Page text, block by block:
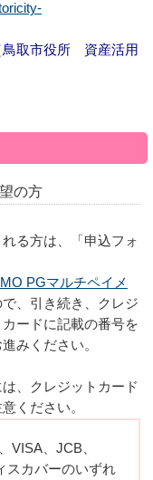
産活用
の方
る方は、「申込フォ
PGマルチペイメ
、引き続き、クレジ
ードに記載の番号を
みください。
、クレジットカード
ください。
VISA、JCB、
スカバーのいずれ